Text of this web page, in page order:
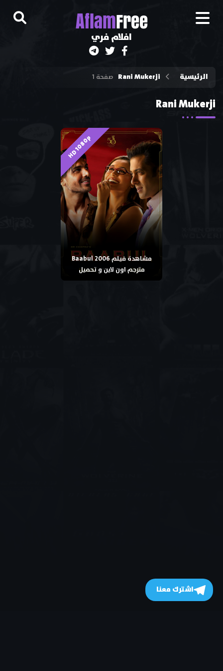
AflamFree
افلام فري
الرئيسية Rani Mukerji صفحة 1
Rani Mukerji
HD 1080p
مشاهدة فيلم Baabul 2006
مترجم اون لاين و تحميل
اشترك معنا